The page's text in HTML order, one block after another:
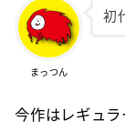
まっつん
初
今作はレギュラ